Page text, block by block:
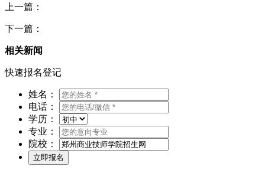
上一篇：
下一篇：
相关新闻
快速报名登记
姓名：
电话：
学历：
专业：
院校：